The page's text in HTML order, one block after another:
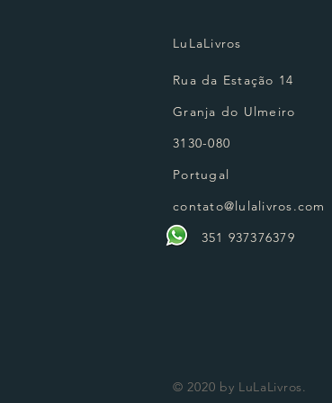
LuLaLivros
Rua da Estação 14
Granja do Ulmeiro
3130-080
Portugal
contato@lulalivros.com
351 937376379
© 2020 by LuLaLivros.